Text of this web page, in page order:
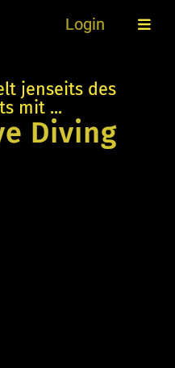
Login
jenseits des
mit ...
Diving